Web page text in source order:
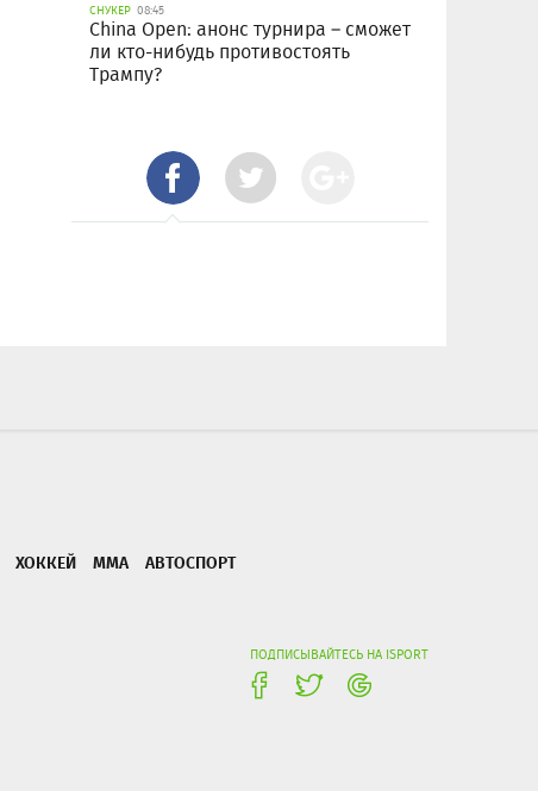
СНУКЕР 08:45
China Open: анонс турнира – сможет
ли кто-нибудь противостоять
Трампу?
ХОККЕЙ ММА АВТОСПОРТ
ПОДПИСЫВАЙТЕСЬ НА ISPORT